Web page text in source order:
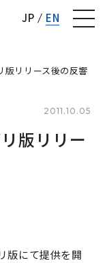
JP EN
版リリース後の反響
2011.10.05
版リリー
版にて提供を開